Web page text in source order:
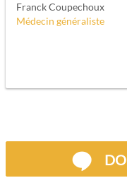
Franck Coupechoux
Médecin généraliste